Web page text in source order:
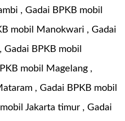
, Gadai BPKB mobil
mobil Manokwari , Gadai
, Gadai BPKB mobil
mobil Magelang,
, Gadai BPKB mobil
Jakarta timur, Gadai